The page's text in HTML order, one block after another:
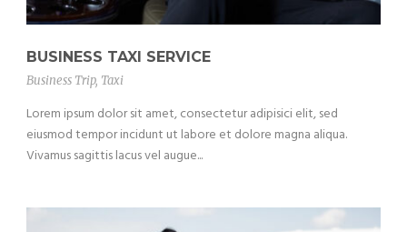
BUSINESS TAXI SERVICE
Business Trip, Taxi
Lorem ipsum dolor sit amet, consectetur adipisici elit, sed
eiusmod tempor incidunt ut labore et dolore magna aliqua.
Vivamus sagittis lacus vel augue...